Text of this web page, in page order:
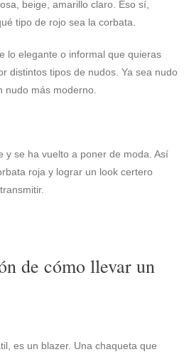
beige, amarillo claro. Eso sí,
tipo de rojo sea la corbata.
lo elegante o informal que quieras
distintos tipos de nudos. Ya sea nudo
nudo más moderno.
y se ha vuelto a poner de moda. Así
roja y lograr un look certero
de cómo llevar un
es un blazer. Una chaqueta que